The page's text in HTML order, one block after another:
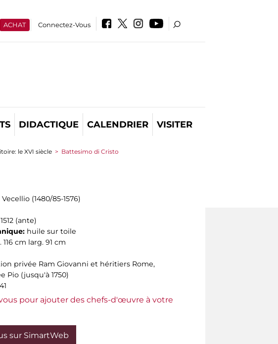
ACHAT Connectez-Vous
DIDACTIQUE CALENDRIER VISITER
le XVI siècle > Battesimo di Cristo
(1480/85-1576)
(ante)
huile sur toile
cm larg. 91 cm
privée Ram Giovanni et héritiers Rome,
Pio (jusqu'à 1750)
pour ajouter des chefs-d'œuvre à votre
sur SimartWeb